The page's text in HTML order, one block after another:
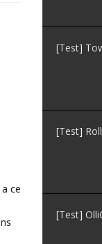
ce
[Test]
[Test]
[Test]